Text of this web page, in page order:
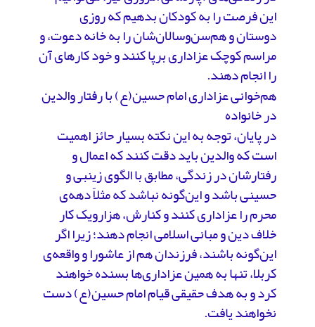
این فرصت را به کودکان بدهیم که روزی
دوستان و هم‌سن‌وسالان‌شان را به خانه دعوت، و
مراسم کوچک عزاداری برپا کنند و خود کارهای آن
را انجام دهند.
هم‌خوانی عزاداری امام حسین(ع) با رفتار والدین
در خانواده
در پایان، توجه به این نکته بسیار حائز اهمیت
است که والدین باید دقت کنند که اعمال و
رفتارشان در زندگی، مطابق با الگوی زینبی و
حسینی باشد و این‌گونه نباشد که مثلاً دهه‌ی
محرم را عزاداری کنند و کنارش، هزارویک کار
خلاف دین و مبانی اسلامی انجام دهند؛ زیرا اگر
این‌گونه باشند، فرزندان هم از عاشورا و واقعه‌ی
کربلا، تنها به همین عزاداری‌ها بسنده خواهند
کرد و به هدف حقیقی قیام امام حسین(ع) دست
نخواهند یافت.